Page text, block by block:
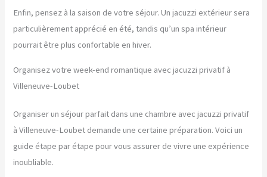
Enfin, pensez à la saison de votre séjour. Un jacuzzi extérieur sera
particulièrement apprécié en été, tandis qu’un spa intérieur
pourrait être plus confortable en hiver.
Organisez votre week-end romantique avec jacuzzi privatif à
Villeneuve-Loubet
Organiser un séjour parfait dans une chambre avec jacuzzi privatif
à Villeneuve-Loubet demande une certaine préparation. Voici un
guide étape par étape pour vous assurer de vivre une expérience
inoubliable.